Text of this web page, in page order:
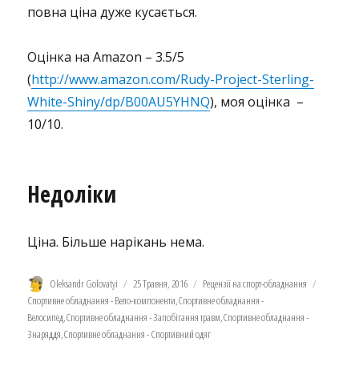
повна ціна дуже кусається.
Оцінка на Amazon – 3.5/5
(http://www.amazon.com/Rudy-Project-Sterling-
White-Shiny/dp/B00AU5YHNQ), моя оцінка –
10/10.
Недоліки
Ціна. Більше нарікань нема.
Автор
Oleksandr Golovatyi Оприлюднено
25 Травня, 2016 Категорії
Рецензії на спорт-обладнання
Спортивне обладнання - Вело-компоненти,Спортивне обладнання -
Велосипед,Спортивне обладнання - Запобігання травм,Спортивне обладнання -
Знаряддя,Спортивне обладнання - Спортивний одяг